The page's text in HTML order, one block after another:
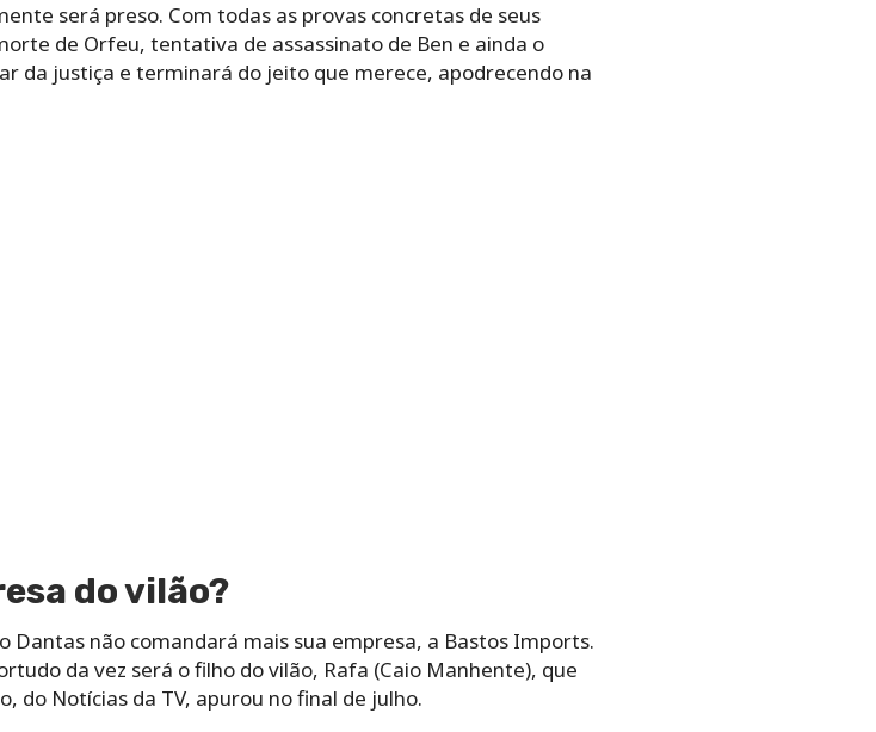
será preso. Com todas as provas concretas de seus
de Orfeu, tentativa de assassinato de Ben e ainda o
da justiça e terminará do jeito que merece, apodrecendo na
do vilão?
Dantas não comandará mais sua empresa, a Bastos Imports.
da vez será o filho do vilão, Rafa (Caio Manhente), que
do Notícias da TV, apurou no final de julho.